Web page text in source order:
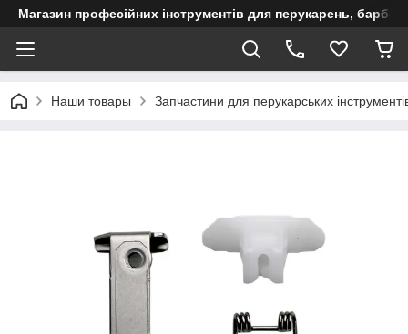
Магазин професійних інструментів для перукарень,
Наши товары Запчастини для перукарських